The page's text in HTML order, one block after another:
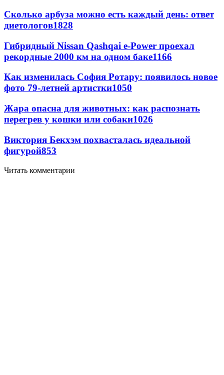
Сколько арбуза можно есть каждый день: ответ
диетологов1828
Гибридный Nissan Qashqai e-Power проехал
рекордные 2000 км на одном баке1166
Как изменилась София Ротару: появилось новое
фото 79-летней артистки1050
Жара опасна для животных: как распознать
перегрев у кошки или собаки1026
Виктория Бекхэм похвасталась идеальной
фигурой853
Читать комментарии